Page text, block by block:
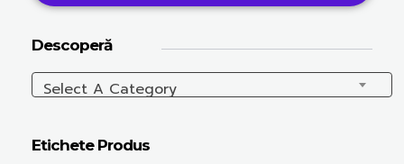
Descoperă
Select A Category
Etichete Produs